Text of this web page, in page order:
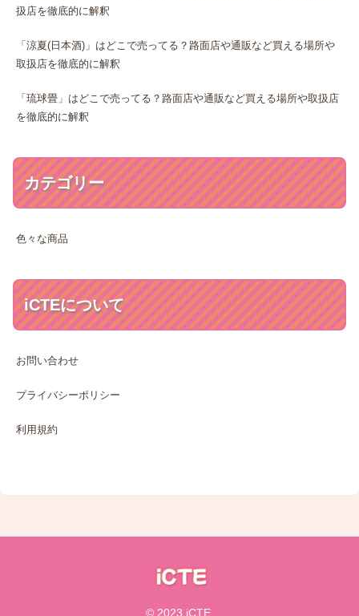
扱店を徹底的に解釈
「涼夏(日本酒)」はどこで売ってる？路面店や通販など買える場所や
取扱店を徹底的に解釈
「琉球畳」はどこで売ってる？路面店や通販など買える場所や取扱店
を徹底的に解釈
カテゴリー
色々な商品
iCTEについて
お問い合わせ
プライバシーポリシー
利用規約
© 2023 iCTE.